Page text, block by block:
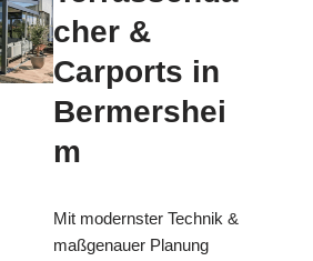
cher &
Carports in
Bermershei
m
Mit modernster Technik &
maßgenauer Planung